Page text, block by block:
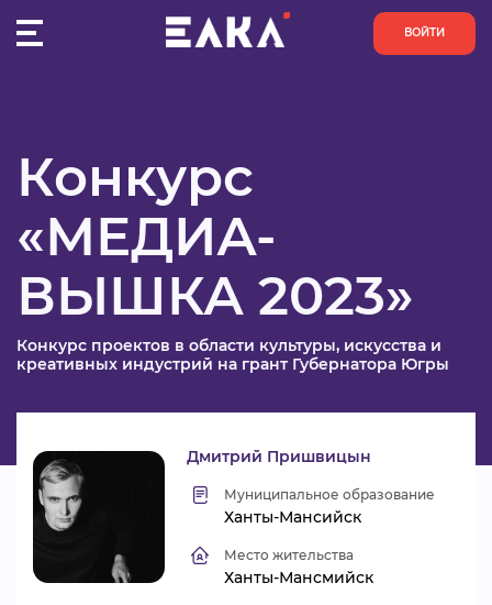
ВОЙТИ
КОНКУРСЫ
ОРГАНИЗАЦИИ
АКТИВИСТЫ
ПРОЕКТЫ
АНАЛИТИКА
БАЗА ЗНАНИЙ
ВИДЕОКУРСЫ
Конкурс
«МЕДИА-
ВЫШКА 2023»
Конкурс проектов в области культуры, искусства и
креативных индустрий на грант Губернатора Югры
Победитель
Номинация Реклама
Название
проекта Буктрейлер - реклама к
книге
Рассказать друзьям:
Дмитрий Пришвицын
Муниципальное образование
Ханты-Мансийск
Место жительства
Ханты-Мансмийск